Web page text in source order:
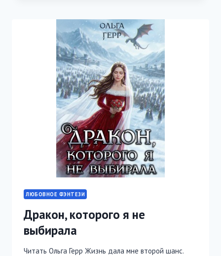
ЛЮБОВНОЕ ФЭНТЕЗИ
Дракон, которого я не
выбирала
Читать Ольга Герр Жизнь дала мне второй шанс.